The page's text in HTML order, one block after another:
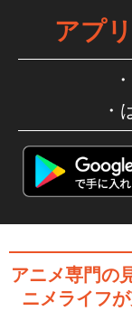
アプ
アニメ専門の
ニメライフ